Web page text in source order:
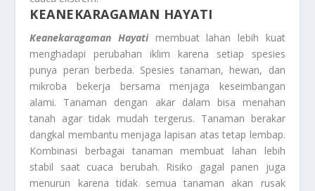
KEANEKARAGAMAN HAYATI
Keanekaragaman Hayatimembuat lahan lebih kuat
menghadapi perubahan iklim karena setiap spesies
punya peran berbeda. Spesies tanaman, hewan, dan
mikroba bekerja bersama menjaga keseimbangan
alami. Tanaman dengan akar dalam bisa menahan
tanah agar tidak mudah tergerus. Tanaman berakar
dangkal membantu menjaga lapisan atas tetap lembap.
Kombinasi berbagai tanaman membuat lahan lebih
stabil saat cuaca berubah. Risiko gagal panen juga
menurun karena tidak semua tanaman akan rusak